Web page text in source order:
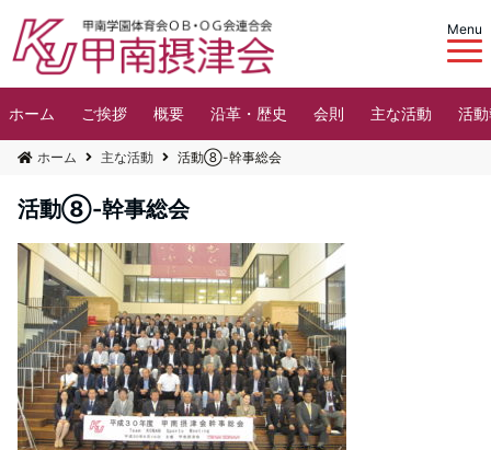
Menu
ホーム ご挨拶 概要 沿革・歴史 会則 主な活動 活
ホーム 主な活動 活動⑧-幹事総会
活動⑧-幹事総会